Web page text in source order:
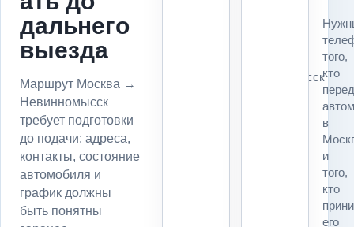
дальнего
выезда
Маршрут Москва →
Невинномысск
требует подготовки
до подачи: адреса,
контакты, состояние
автомобиля и
график должны
быть понятны
Невинномысск
того,
кто
в
и
того,
кто
его